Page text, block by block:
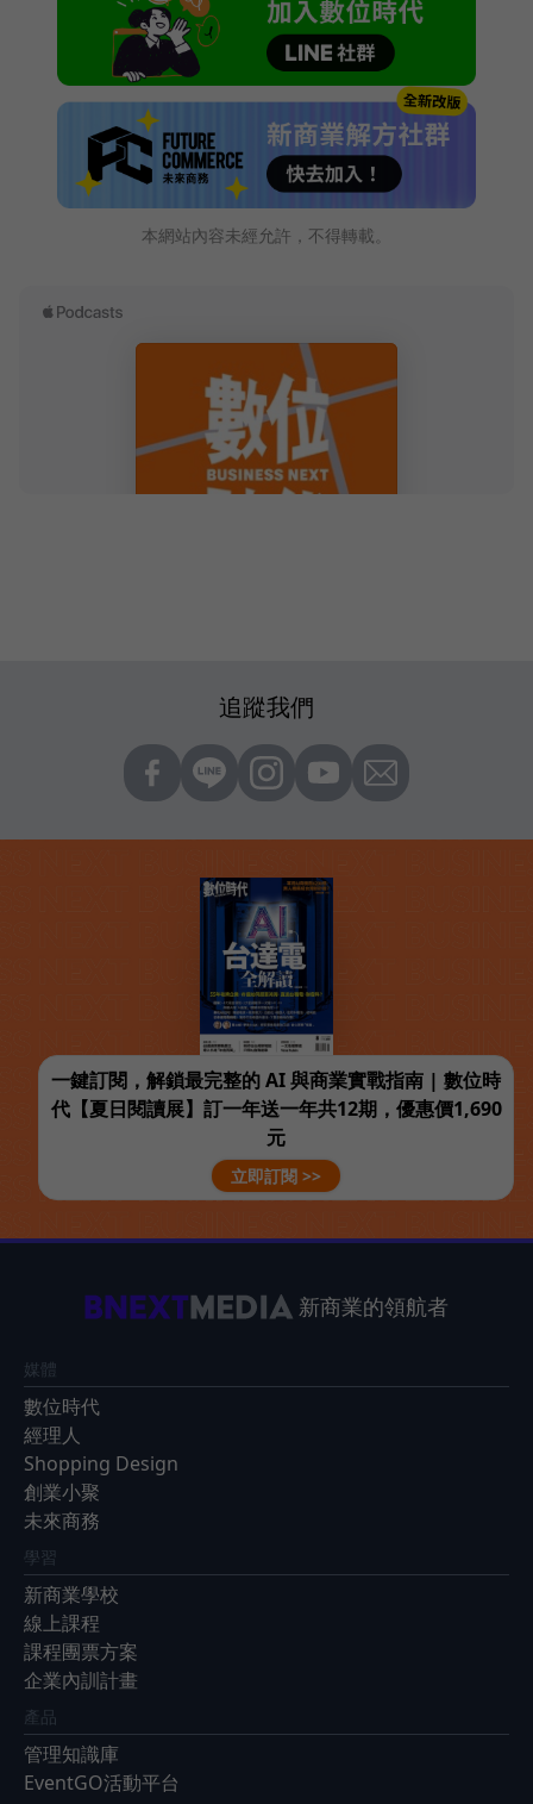
本網站內容未經允許，不得轉載。
追蹤我們
一鍵訂閱，解鎖最完整的 AI 與商業實戰指南 | 數位時
代【夏日閱讀展】訂一年送一年共12期，優惠價1,690
元
立即訂閱 >>
新商業的領航者
媒體
數位時代
經理人
Shopping Design
創業小聚
未來商務
學習
新商業學校
線上課程
課程團票方案
企業內訓計畫
產品
管理知識庫
EventGO活動平台